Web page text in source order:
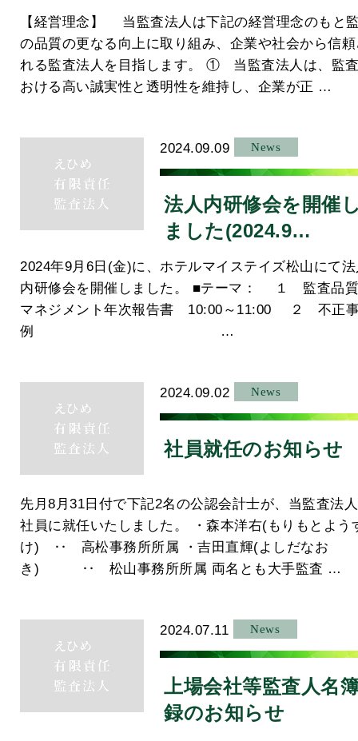
【経営理念】 当監査法人は下記の経営理念のもと
の品質の更なる向上に取り組み、企業や社会から信
れる監査法人を目指します。 ① 当監査法人は、監
おける高い誠実性と透明性を維持し、企業が正 …
2024.09.09 News
法人内研修会を開催
ました(2024.9…
2024年9月6日(金)に、ホテルマイステイズ松山にて
内研修会を開催しました。 ■テーマ： １ 監査品
マネジメント年次報告書 10:00～11:00 ２ 不正
例 …
2024.09.02 News
社員就任のお知らせ
先月8月31日付で下記2名の公認会計士が、当監査法
社員に就任いたしました。 ・森本洋右(もりもとよう
け) ‥ 高松事務所所属 ・吉田直輝(よしだなお
き) ‥ 松山事務所所属 両名とも大手監査 …
2024.07.11 News
上場会社等監査人名
録のお知らせ